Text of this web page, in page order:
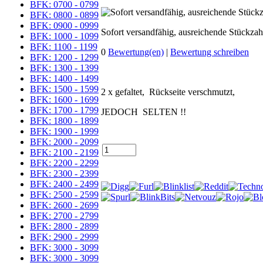
BFK: 0700 - 0799
BFK: 0800 - 0899
BFK: 0900 - 0999
BFK: 1000 - 1099
BFK: 1100 - 1199
BFK: 1200 - 1299
BFK: 1300 - 1399
BFK: 1400 - 1499
BFK: 1500 - 1599
BFK: 1600 - 1699
BFK: 1700 - 1799
BFK: 1800 - 1899
BFK: 1900 - 1999
BFK: 2000 - 2099
BFK: 2100 - 2199
BFK: 2200 - 2299
BFK: 2300 - 2399
BFK: 2400 - 2499
BFK: 2500 - 2599
BFK: 2600 - 2699
BFK: 2700 - 2799
BFK: 2800 - 2899
BFK: 2900 - 2999
BFK: 3000 - 3099
BFK: 3000 - 3099
Sofort versandfähig, ausreichende
0 Bewertung(en) | Bewertung schreiben
2 x gefaltet, Rückseite verschmutzt,
JEDOCH SELTEN !!